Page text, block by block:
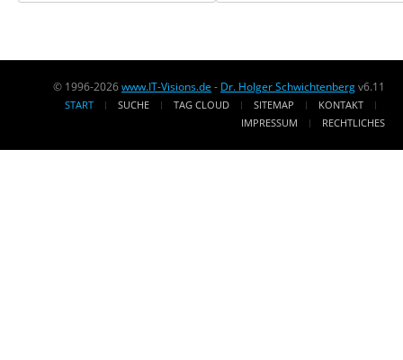
© 1996-2026www.IT-Visions.de - Dr. Holger Schwichtenbergv6.11
START SUCHE TAG CLOUD SITEMAP
KONTAKT
IMPRESSUM
RECHTLICHES